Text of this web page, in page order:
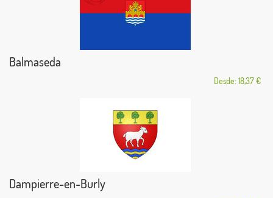
Balmaseda
Desde: 18,37 €
Dampierre-en-Burly